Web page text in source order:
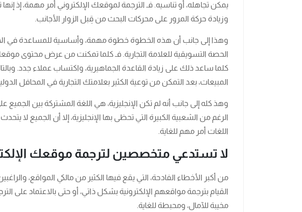
يمكن تجاهله، أو تناسيه. فـ الترجمة لموقعك الإلكتروني أمر مهمة، إذ
وزيادة حركة المرور على محركات البحث من قِبل الزوار الأجانب.
وهذا إلى جانب أن هذه الخطوة خطوة مهمة، وأساسية للمساعدة في
الحصة التسويقية للعلامة التجارية. فـ كلما تمكنت من عرض محتوى
كلما ساعد ذلك على زيادة القاعدة الجماهيرية، واكتساب عملاء جدد.
المبيعات، بعد التمكن من توعية الكثير بعلامتك التجارية في المحافل
وهذ كله إلى جانب أنه لم تكن الإنجليزية، هي اللغة المشتركة بين الجميع
الرغم من الشعبية الكبيرة التي تحظى بها الإنجليزية، إلا أن الجميع لا
اللغات أمر مهم للغاية.
لا تستدعي متخصصين لترجمة موقعك
من أكبر الأخطاء الفادحة، التي يقع فيها الكثير من مالكي المواقع،
القيام بترجمة مواقعهم الإلكترونية بشكل ذاتي، أو حتى بالاعتماد على
مخيبة للآمال، ومحبطة للغاية.